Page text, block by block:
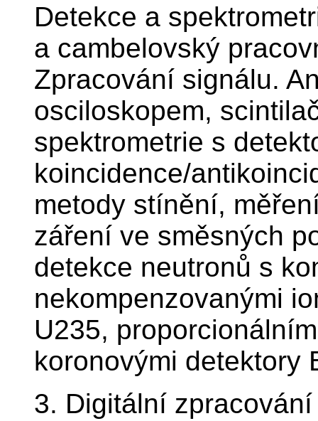
Detekce a
a cambelovský
Zpracování signálu.
osciloskopem,
spektrometrie s
koincidence/
metody stínění,
záření ve směsných
detekce neutronů s
nekompenzovanými
U235,
koronovými detektory
3. Digitální